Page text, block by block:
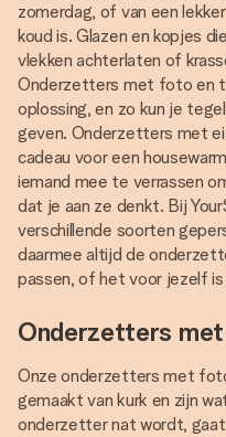
zomerdag, of van een
koud is. Glazen en kopjes
vlekken achterlaten of
Onderzetters met foto en
oplossing, en zo kun je
geven. Onderzetters met
cadeau voor een
iemand mee te verrassen
dat je aan ze denkt. Bij
verschillende soorten
daarmee altijd de
passen, of het voor jezelf
Onderzetters
Onze onderzetters met
gemaakt van kurk en zijn
onderzetter nat wordt,